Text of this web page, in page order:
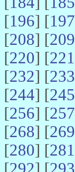
[196] [197
[208] [209
[220] [221
[232] [233
[244] [245
[256] [257
[268] [269
[280] [281